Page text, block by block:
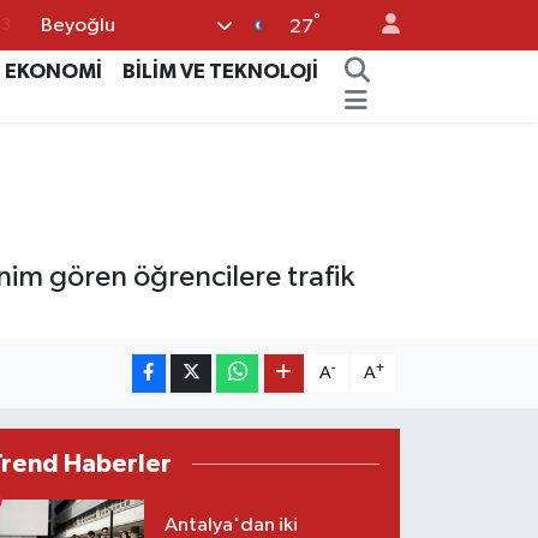
Beyoğlu 27°
EKONOMİ
BİLİM VE TEKNOLOJİ
gören öğrencilere trafik
A- A+
Haberler
Antalya'dan iki